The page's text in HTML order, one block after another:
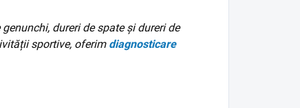
dureri de spate și dureri de
sportive, oferim diagnosticare